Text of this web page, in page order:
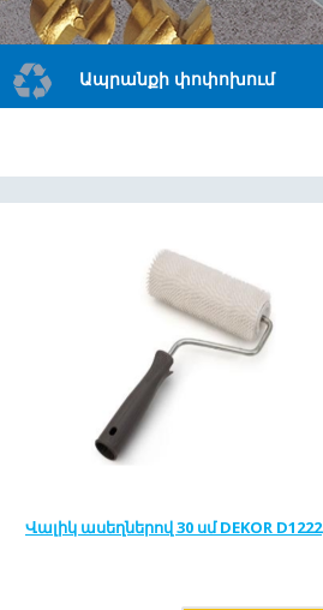
Ապրանքի փոփոխում
Վալիկ ասեղներով 30 սմ DEKOR D1222